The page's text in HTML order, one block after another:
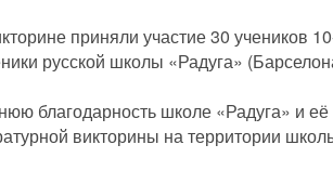
приняли участие 30 учеников
русской школы «Радуга»
благодарность школе «Радуга» и
викторины на территории